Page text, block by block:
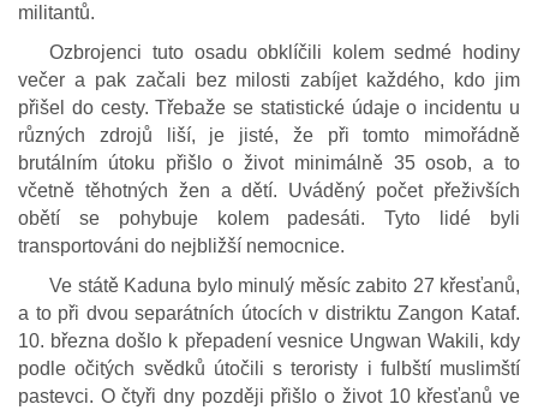
militantů.
Ozbrojenci tuto osadu obklíčili kolem sedmé hodiny
večer a pak začali bez milosti zabíjet každého, kdo jim
přišel do cesty. Třebaže se statistické údaje o incidentu u
různých zdrojů liší, je jisté, že při tomto mimořádně
brutálním útoku přišlo o život minimálně 35 osob, a to
včetně těhotných žen a dětí. Uváděný počet přeživších
obětí se pohybuje kolem padesáti. Tyto lidé byli
transportováni do nejbližší nemocnice.
Ve státě Kaduna bylo minulý měsíc zabito 27 křesťanů,
a to při dvou separátních útocích v distriktu Zangon Kataf.
10. března došlo k přepadení vesnice Ungwan Wakili, kdy
podle očitých svědků útočili s teroristy i fulbští muslimští
pastevci. O čtyři dny později přišlo o život 10 křesťanů ve